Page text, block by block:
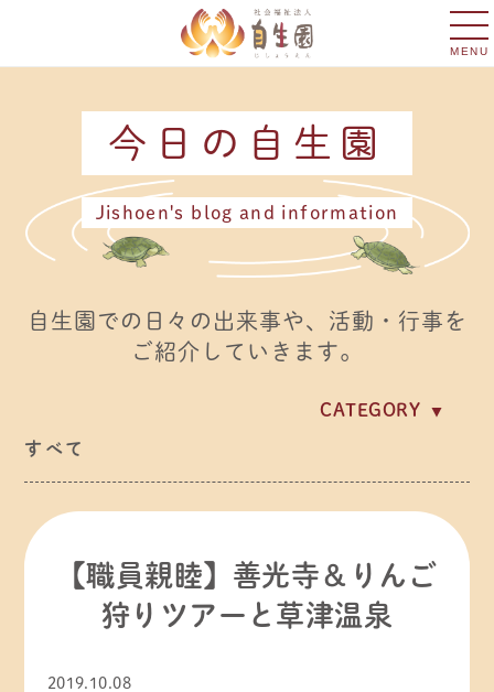
MENU
今日の自生園
Jishoen's blog and information
自生園での日々の出来事や、活動・行事を
ご紹介していきます。
CATEGORY
イベント・行事
その他
ひろ子☆の「ちょっと気になる！？ 自生園」
すべて
【職員親睦】善光寺＆りんご
狩りツアーと草津温泉
2019.10.08